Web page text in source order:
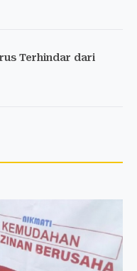
Terhindar dari